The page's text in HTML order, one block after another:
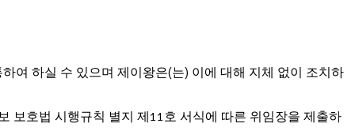
여 하실 수 있으며 제이왕은(는) 이에 대해 지체 없이 조치하
보호법 시행규칙 별지 제11호 서식에 따른 위임장을 제출하